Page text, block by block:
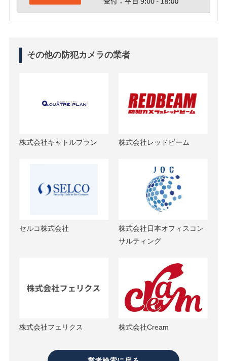
その他の防犯カメラの業者
株式会社キャトルプラン 株式会社レッドビーム
セルコ株式会社
株式会社日本オフィスコン
サルティング
株式会社フェリクス 株式会社Cream